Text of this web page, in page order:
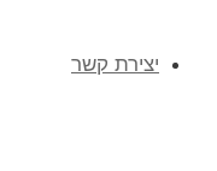
יצירת קשר